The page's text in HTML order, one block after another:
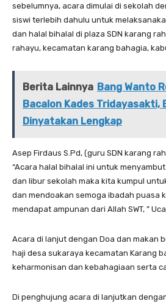
sebelumnya, acara dimulai di sekolah
siswi terlebih dahulu untuk
dan halal bihalal di plaza SDN karang
rahayu, kecamatan karang bahagia,
Berita Lainnya Bang Wanto
Bacalon Kades Tridayasakti,
Dinyatakan Lengkap
Asep Firdaus S.Pd, (guru SDN karang
“Acara halal bihalal ini untuk
dan libur sekolah maka kita kumpul
dan mendoakan semoga ibadah puasa
mendapat ampunan dari Allah SWT, ”
Acara di lanjut dengan Doa dan makan
haji desa sukaraya kecamatan Karang
keharmonisan dan kebahagiaan serta
Di penghujung acara di lanjutkan